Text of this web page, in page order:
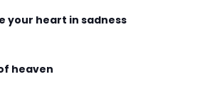
your heart in sadness
heaven